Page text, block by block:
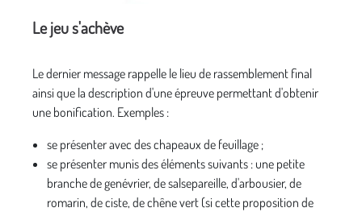
Le jeu s'achève
Le dernier message rappelle le lieu de rassemblement final
ainsi que la description d'une épreuve permettant d'obtenir
une bonification. Exemples :
se présenter avec des chapeaux de feuillage ;
se présenter munis des éléments suivants : une petite
branche de genévrier, de salsepareille, d'arbousier, de
romarin, de ciste, de chêne vert (si cette proposition de